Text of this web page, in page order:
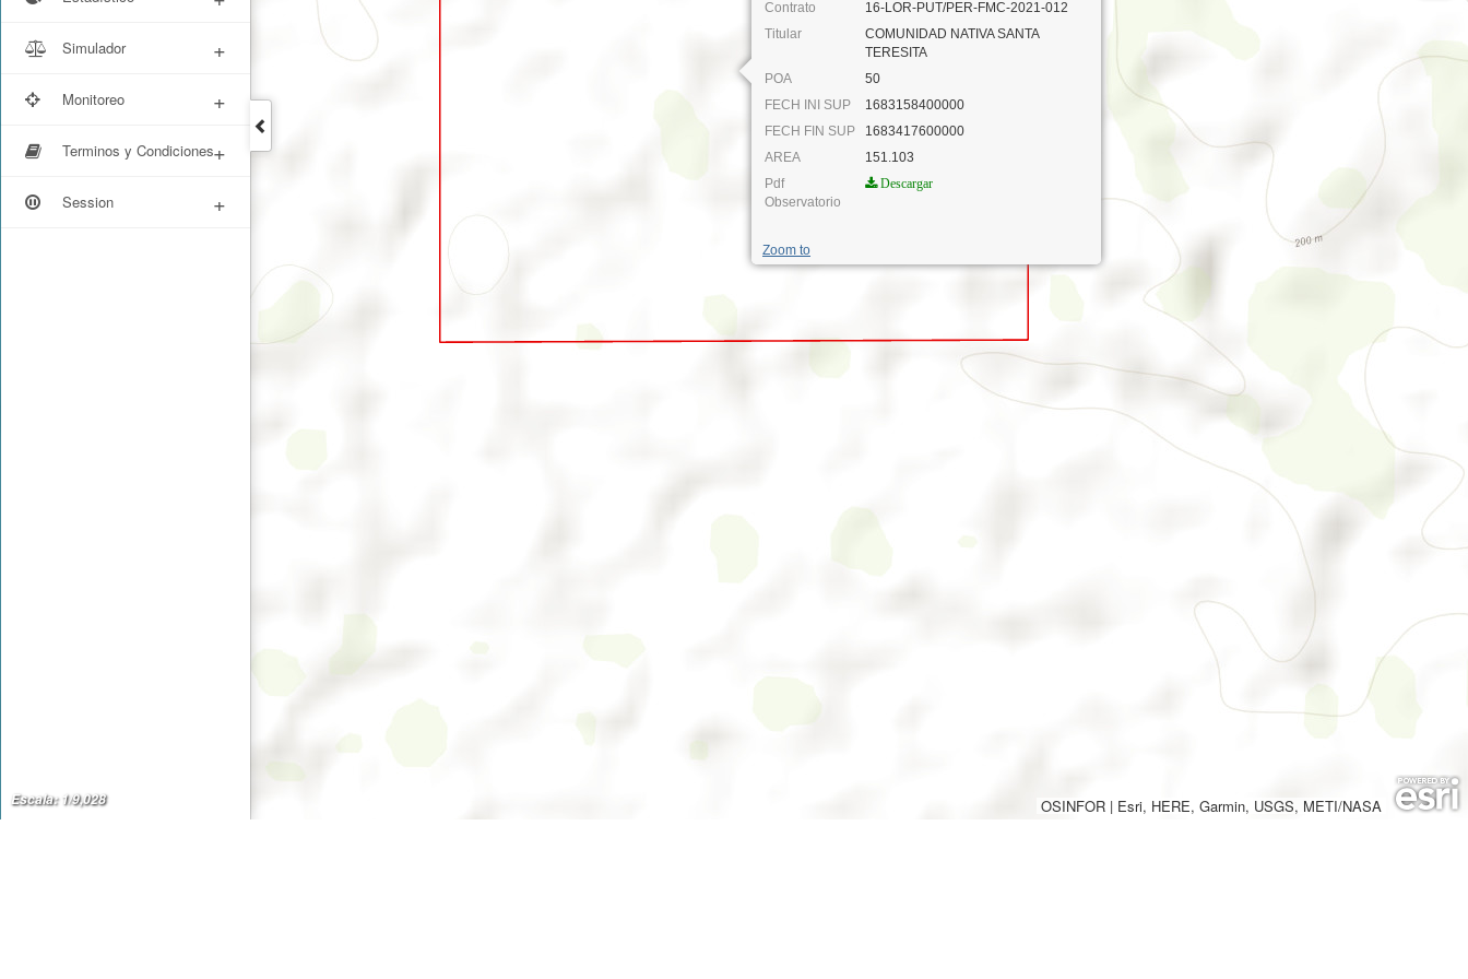
Simulador +
Monitoreo +
Terminos y Condiciones+
Session +
OSINFOR | Esri, HERE, Garmin, USGS, METI/NASA
Contrato
16-LOR-PUT/PER-FMC-2021-012
Titular
COMUNIDAD NATIVA SANTA
TERESITA
POA
50
FECH INI SUP
1683158400000
FECH FIN SUP
1683417600000
AREA
151.103
Pdf
Observatorio
Descargar
Zoom to
Escala: 1/9,028